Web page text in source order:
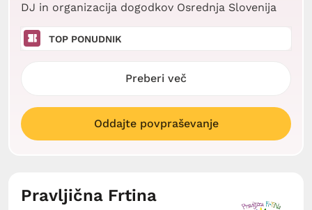
DJ in organizacija dogodkov Osrednja Slovenija
TOP PONUDNIK
Preberi več
Oddajte povpraševanje
Pravljična Frtina